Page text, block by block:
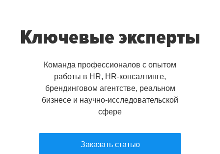
Ключевые эксперты
Команда профессионалов с опытом
работы в HR, HR-консалтинге,
брендинговом агентстве, реальном
бизнесе и научно-исследовательской
сфере
Заказать статью